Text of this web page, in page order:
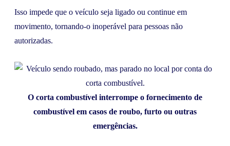
Isso impede que o veículo seja ligado ou continue em
movimento, tornando-o inoperável para pessoas não
autorizadas.
O corta combustível interrompe o fornecimento de
combustível em casos de roubo, furto ou outras
emergências.